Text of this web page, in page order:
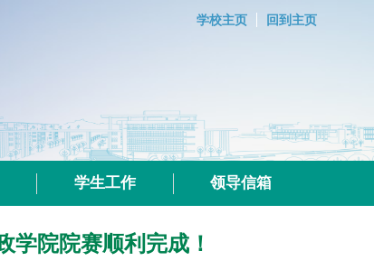
学校主页 回到主页
学生工作 领导信箱
学院院赛顺利完成！